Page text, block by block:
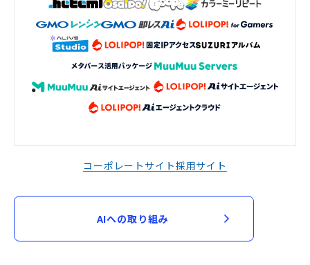
コーポレートサイト採用サイト
AIへの取り組み